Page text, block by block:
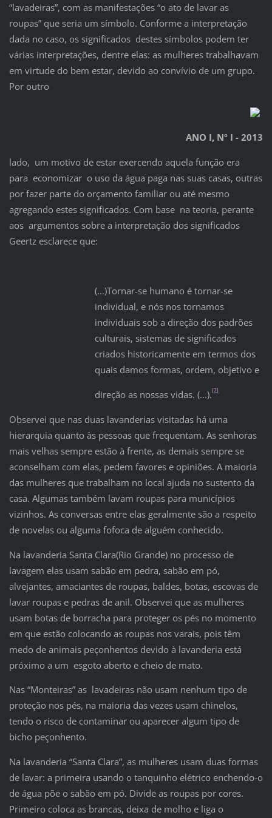
“lavadeiras”, com as manifestações “o ato de lavar as
roupas” que seria um símbolo. Conforme a interpretação
dada no caso, os significados destes símbolos podem ter
várias interpretações, dentre elas: as mulheres trabalhavam
em virtude do bem estar, devido ao convívio de um grupo.
Por outro
ANO I, Nº I - 2013
lado, um motivo de estar exercendo aquela função era
para economizar o uso da água paga nas suas casas, outras
por fazer parte do orçamento familiar ou até mesmo
agregando estes significados. Com base na teoria, perante
aos argumentos sobre a interpretação dos significados
Geertz esclarece que:
(...)Tornar-se humano é tornar-se
individual, e nós nos tornamos
individuais sob a direção dos padrões
culturais, sistemas de significados
criados historicamente em termos dos
quais damos formas, ordem, objetivo e
direção as nossas vidas. (...).[7]
Observei que nas duas lavanderias visitadas há uma
hierarquia quanto às pessoas que frequentam. As senhoras
mais velhas sempre estão à frente, as demais sempre se
aconselham com elas, pedem favores e opiniões. A maioria
das mulheres que trabalham no local ajuda no sustento da
casa. Algumas também lavam roupas para municípios
vizinhos. As conversas entre elas geralmente são a respeito
de novelas ou alguma fofoca de alguém conhecido.
Na lavanderia Santa Clara(Rio Grande) no processo de
lavagem elas usam sabão em pedra, sabão em pó,
alvejantes, amaciantes de roupas, baldes, botas, escovas de
lavar roupas e pedras de anil. Observei que as mulheres
usam botas de borracha para proteger os pés no momento
em que estão colocando as roupas nos varais, pois têm
medo de animais peçonhentos devido à lavanderia está
próximo a um esgoto aberto e cheio de mato.
Nas “Monteiras” as lavadeiras não usam nenhum tipo de
proteção nos pés, na maioria das vezes usam chinelos,
tendo o risco de contaminar ou aparecer algum tipo de
bicho peçonhento.
Na lavanderia “Santa Clara”, as mulheres usam duas formas
de lavar: a primeira usando o tanquinho elétrico enchendo-o
de água põe o sabão em pó. Divide as roupas por cores.
Primeiro coloca as brancas, deixa de molho e liga o